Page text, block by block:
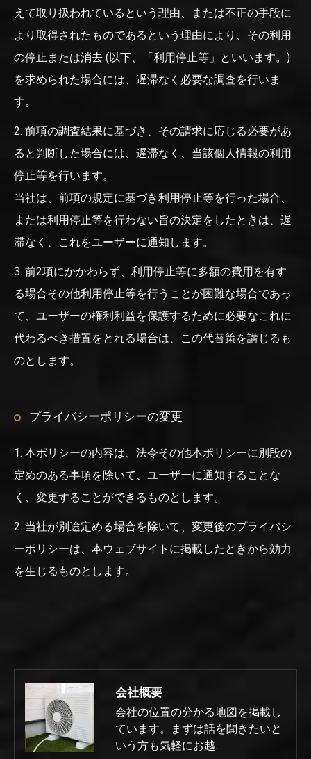
えて取り扱われているという理由、または不正の手段に
より取得されたものであるという理由により、その利用
の停止または消去 (以下、「利用停止等」といいます。)
を求められた場合には、遅滞なく必要な調査を行いま
す。
2. 前項の調査結果に基づき、その請求に応じる必要があ
ると判断した場合には、遅滞なく、当該個人情報の利用
停止等を行います。
当社は、前項の規定に基づき利用停止等を行った場合、
または利用停止等を行わない旨の決定をしたときは、遅
滞なく、これをユーザーに通知します。
3. 前2項にかかわらず、利用停止等に多額の費用を有す
る場合その他利用停止等を行うことが困難な場合であっ
て、ユーザーの権利利益を保護するために必要なこれに
代わるべき措置をとれる場合は、この代替策を講じるも
のとします。
プライバシーポリシーの変更
1. 本ポリシーの内容は、法令その他本ポリシーに別段の
定めのある事項を除いて、ユーザーに通知することな
く、変更することができるものとします。
2. 当社が別途定める場合を除いて、変更後のプライバシ
ーポリシーは、本ウェブサイトに掲載したときから効力
を生じるものとします。
会社概要
会社の位置の分かる地図を掲載し
ています。まずは話を聞きたいと
いう方も気軽にお越…